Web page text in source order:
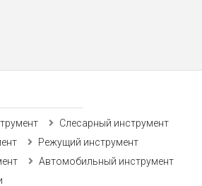
Слесарный инструмент
Режущий инструмент
Автомобильный инструмент